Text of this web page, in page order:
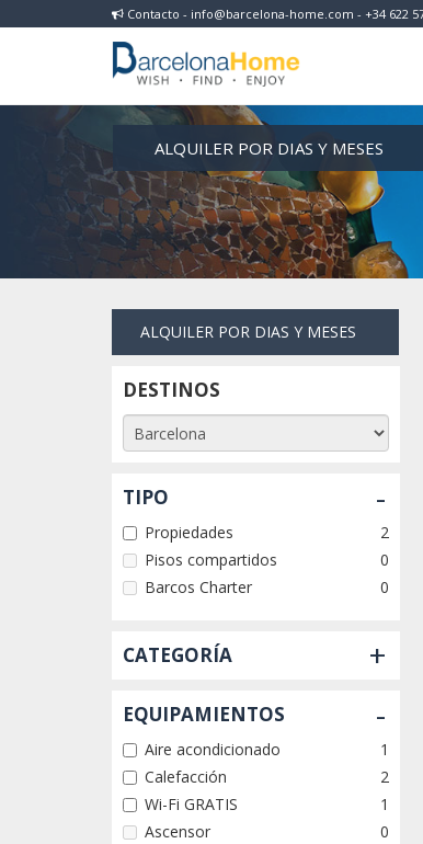
Contacto - info@barcelona-home.com - +34 622
ALQUILER POR DIAS Y MESES
ALQUILER POR DIAS Y MESES
DESTINOS
TIPO -
Propiedades
2
Pisos compartidos
0
Barcos Charter
0
CATEGORÍA +
EQUIPAMIENTOS -
Aire acondicionado
1
Calefacción
2
Wi-Fi GRATIS
1
Ascensor
0